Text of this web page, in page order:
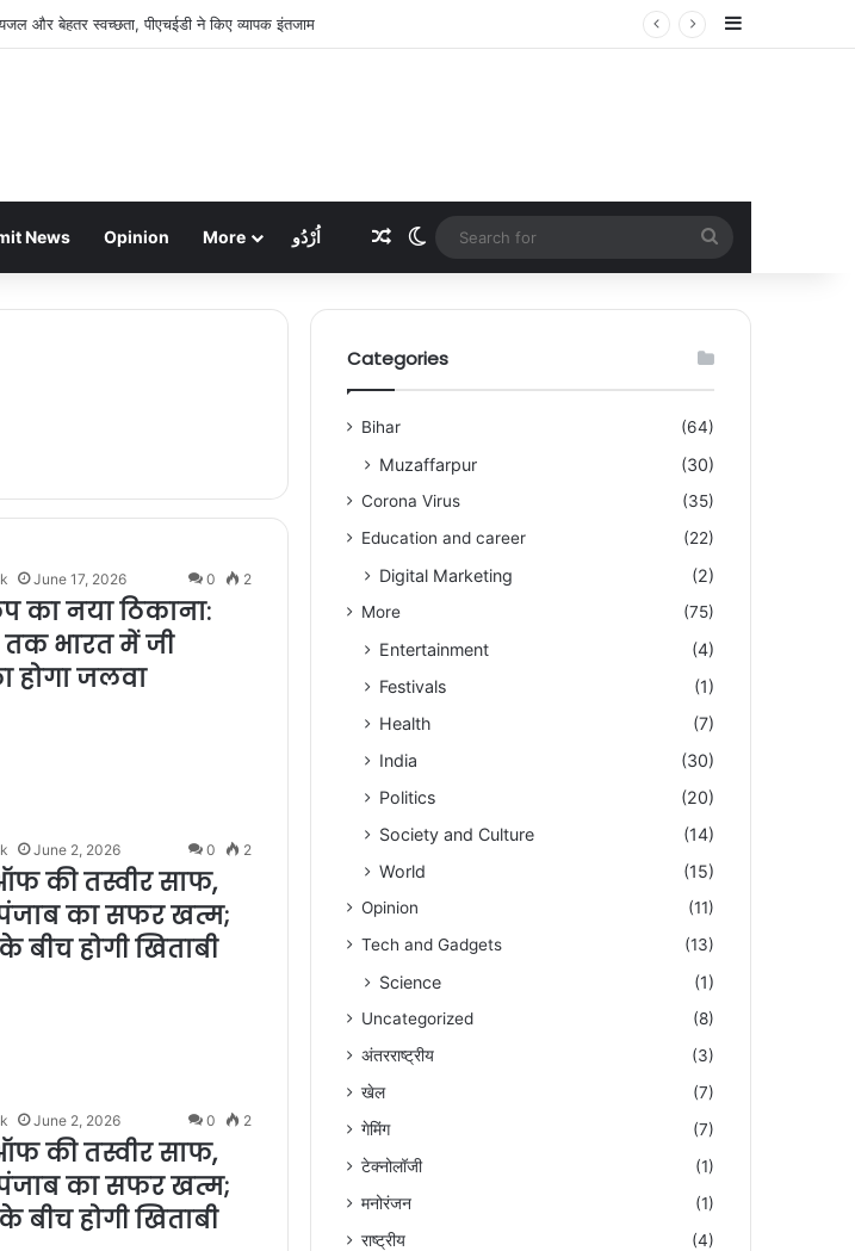
शून्य: सरकारी जांच शुरू
News Opinion More اُرْدُو Random Article
Switch skin
for
June 17, 2026 0 2
का नया ठिकाना:
तक भारत में जी
होगा जलवा
June 2, 2026 0 2
की तस्वीर साफ,
का सफर खत्म;
बीच होगी खिताबी
June 2, 2026 0 2
की तस्वीर साफ,
का सफर खत्म;
बीच होगी खिताबी
Categories
Bihar (64)
Muzaffarpur (30)
Corona Virus
(35)
Education and career
(22)
Digital Marketing (2)
More (75)
Entertainment
(4)
Festivals
(1)
Health
(7)
India
(30)
Politics
(20)
Society and Culture
(14)
World
(15)
Opinion
(11)
Tech and Gadgets
(13)
Science (1)
Uncategorized
(8)
अंतरराष्ट्रीय
(3)
खेल
(7)
गेमिंग
(7)
टेक्नोलॉजी
(1)
मनोरंजन
(1)
राष्ट्रीय
(4)